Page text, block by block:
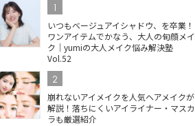
1
いつもベージュアイシャドウ、を卒業！
ワンアイテムでかなう、大人の旬顔メイ
ク｜yumiの大人メイク悩み解決塾
Vol.52
2
崩れないアイメイクを人気ヘアメイクが
解説！落ちにくいアイライナー・マスカ
ラも厳選紹介